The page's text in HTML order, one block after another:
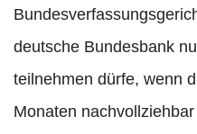
deutsche Bundesbank
teilnehmen dürfe, wenn
Monaten